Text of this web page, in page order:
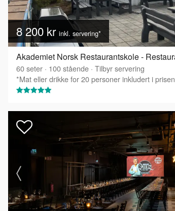
8 200 kr inkl. servering*
60seter · 100stående · Tilbyr servering
*Mat eller drikke for 20 personer inkludert i prisen